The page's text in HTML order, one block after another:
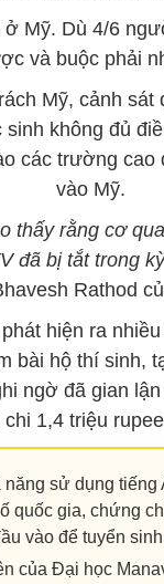
Mỹ. Dù 4/6
và buộc phải
Mỹ, cảnh
không đủ
các trường
vào Mỹ.
thấy rằng cơ
đã bị tắt trong
Rathod
hiện ra
bài hộ thí sinh,
ngờ đã gian
1,4 triệu
năng sử dụng
quốc gia, chứng
vào để tuyển
của Đại học